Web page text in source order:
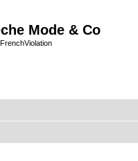
Mode & Co